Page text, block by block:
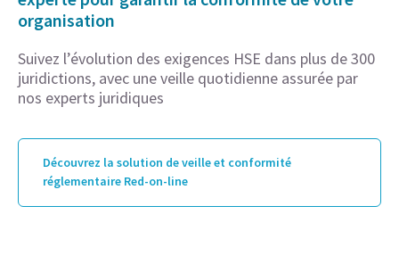
organisation
Suivez l’évolution des exigences HSE dans plus de 300
juridictions, avec une veille quotidienne assurée par
nos experts juridiques
Découvrez la solution de veille et conformité
réglementaire Red-on-line